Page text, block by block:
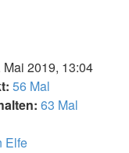
Mai 2019, 13:04
56 Mal
63 Mal
Elfe